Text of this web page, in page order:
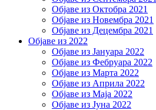
Објаве из Октобра 2021
Објаве из Новембра 2021
Објаве из Децембра 2021
Објаве из 2022
Објаве из Јануара 2022
Објаве из Фебруара 2022
Објаве из Марта 2022
Објаве из Априла 2022
Објаве из Маја 2022
Објаве из Јуна 2022